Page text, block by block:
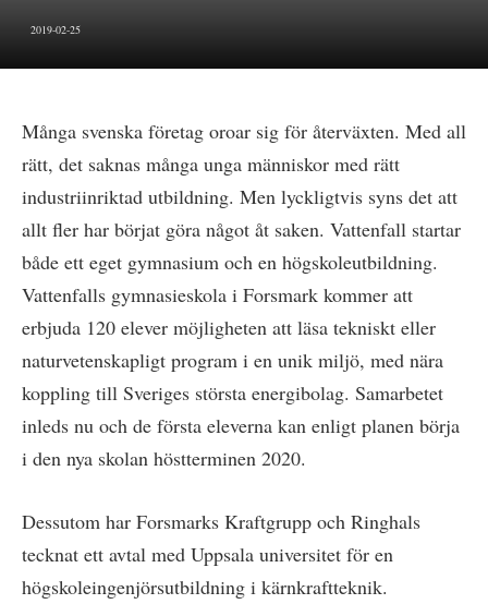
2019-02-25
Många svenska företag oroar sig för återväxten. Med all
rätt, det saknas många unga människor med rätt
industriinriktad utbildning. Men lyckligtvis syns det att
allt fler har börjat göra något åt saken. Vattenfall startar
både ett eget gymnasium och en högskoleutbildning.
Vattenfalls gymnasieskola i Forsmark kommer att
erbjuda 120 elever möjligheten att läsa tekniskt eller
naturvetenskapligt program i en unik miljö, med nära
koppling till Sveriges största energibolag. Samarbetet
inleds nu och de första eleverna kan enligt planen börja
i den nya skolan höstterminen 2020.
Dessutom har Forsmarks Kraftgrupp och Ringhals
tecknat ett avtal med Uppsala universitet för en
högskoleingenjörsutbildning i kärnkraftteknik.